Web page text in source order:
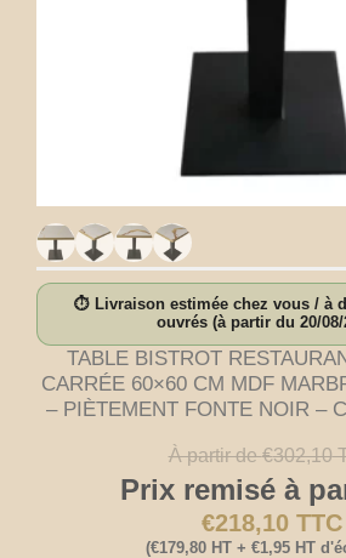
⏱ Livraison estimée chez vous / à
ouvrés (à partir du 20/08/
TABLE BISTROT
CARRÉE 60×60 CM MDF
– PIÈTEMENT FONTE NOIR –
À partir de€302,10
Prix remisé à
€218,10 TTC
(€179,80HT + €1,95HT